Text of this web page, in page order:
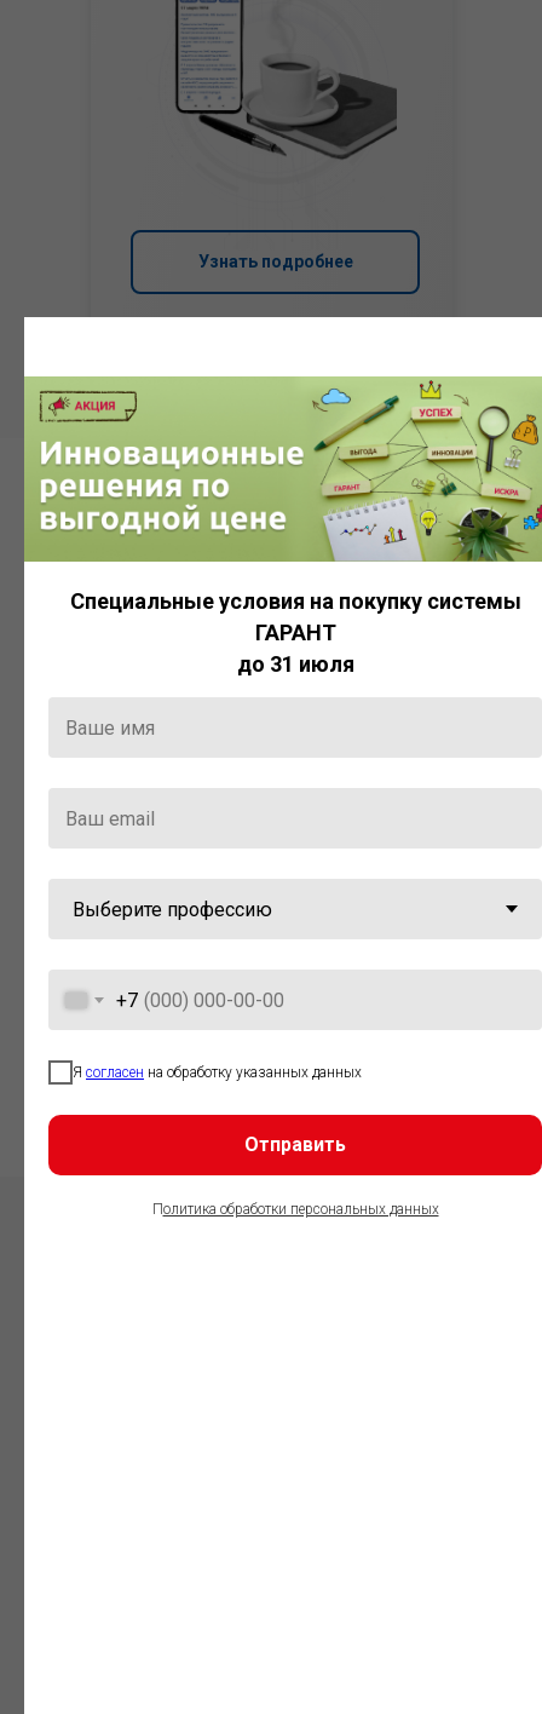
Узнать подробнее
Компания «Гарант» стала
победителем премии «Время
Система
ГАРАНТ
Актуальная правовая информация
и инструменты для максимально
эффективной работы с ней.
Специальные условия на покупку системы
ГАРАНТ
до 31 июля
+7
Я согласен на обработку указанных данных
Отправить
Политика обработки персональных данных